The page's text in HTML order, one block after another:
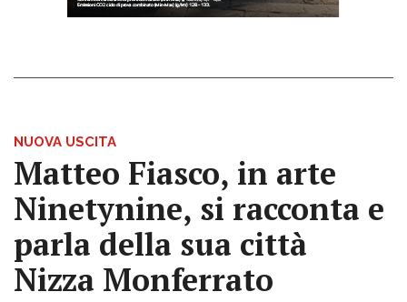
NUOVA USCITA
Matteo Fiasco, in arte
Ninetynine, si racconta e
parla della sua città
Nizza Monferrato